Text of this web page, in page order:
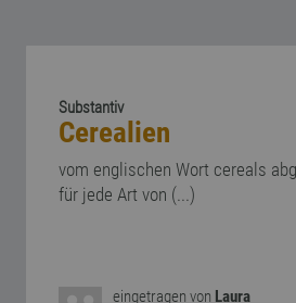
Substantiv
Cerealien
vom englischen Wort cereals
für jede Art von (...)
eingetragen von Laura